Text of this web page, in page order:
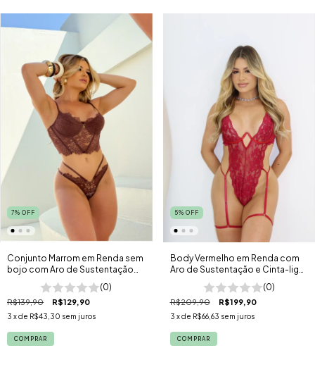
7% OFF
Conjunto Marrom em Renda sem
bojo com Aro de Sustentação
(0)
R$139,90 R$129,90
3 x de R$43,30 sem juros
COMPRAR
5% OFF
Body Vermelho em Renda com
Aro de Sustentação e Cinta-liga
(0)
R$209,90 R$199,90
3 x de R$66,63 sem juros
COMPRAR